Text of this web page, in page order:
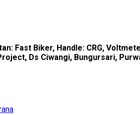
Fast Biker, Handle: CRG,
Ds Ciwangi, Bungursari,